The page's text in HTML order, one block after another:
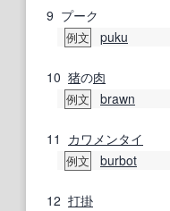
9 プーク
例文 puku
10 猪の肉
例文 brawn
11 カワメンタイ
例文 burbot
12 打掛